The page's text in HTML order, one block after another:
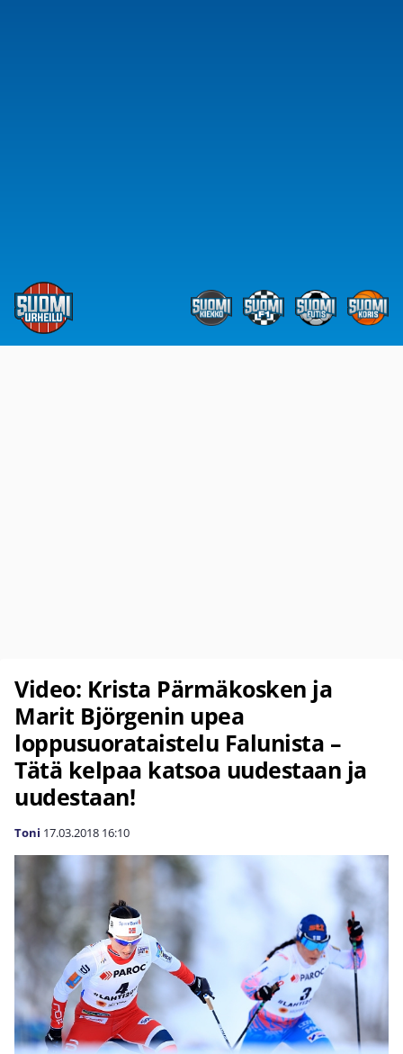
Video: Krista Pärmäkosken ja
Marit Björgenin upea
loppusuorataistelu Falunista –
Tätä kelpaa katsoa uudestaan ja
uudestaan!
Toni 17.03.2018 16:10